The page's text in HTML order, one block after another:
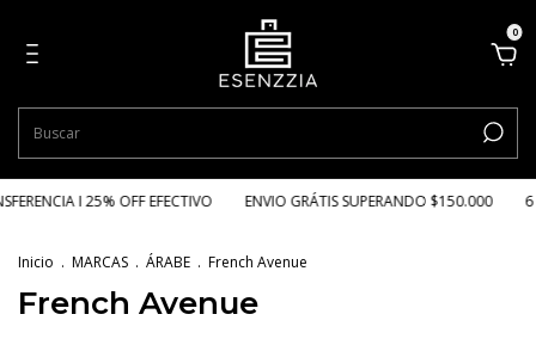
0
I 25% OFF EFECTIVO ENVIO GRÁTIS SUPERANDO $150.000 6
Inicio . MARCAS . ÁRABE . French Avenue
French Avenue